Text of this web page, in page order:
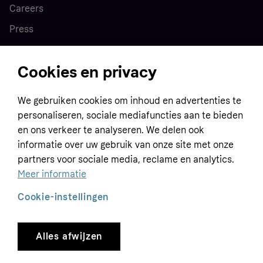
Careers
Press
Home
Customer service
Terms & conditions
Privacy policy
Tracking technology notice
Business
Sell with Klarna
Contact us
Global
Cookies en privacy
We gebruiken cookies om inhoud en advertenties te
personaliseren, sociale mediafuncties aan te bieden
en ons verkeer te analyseren. We delen ook
informatie over uw gebruik van onze site met onze
partners voor sociale media, reclame en analytics.
Meer informatie
Alles afwijzen
Cookie-instellingen